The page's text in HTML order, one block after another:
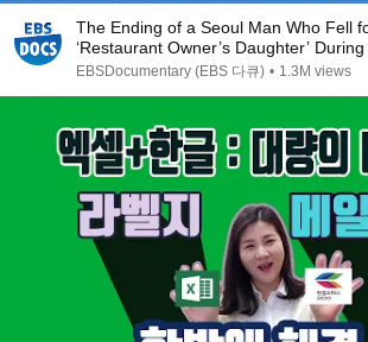
The Ending of a Seoul Man Who Fell
‘Restaurant Owner’s Daughter’
Mokpo | K...
EBSDocumentary (EBS 다큐) • 1.3M views